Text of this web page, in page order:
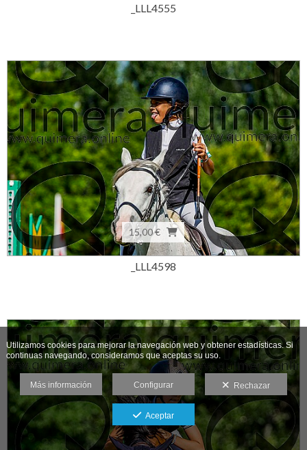
_LLL4555
15,00 €
_LLL4598
Utilizamos cookies para mejorar la navegación web y obtener estadísticas. Si
continuas navegando, consideramos que aceptas su uso.
Más información Configurar Rechazar
Aceptar